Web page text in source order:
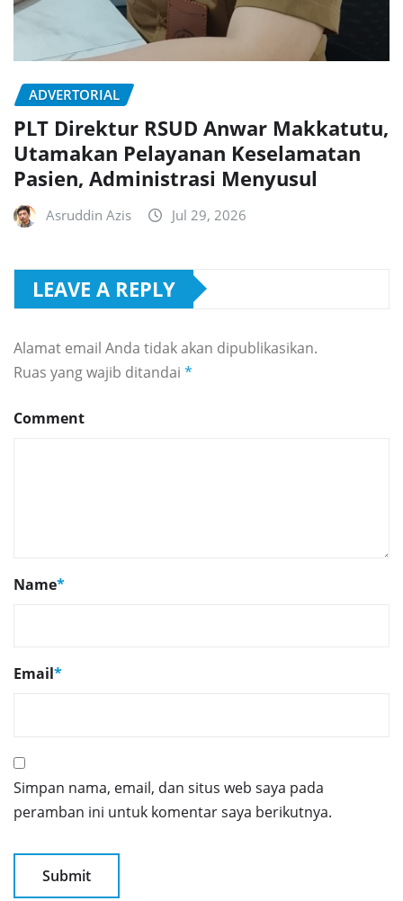
ADVERTORIAL
PLT Direktur RSUD Anwar Makkatutu,
Utamakan Pelayanan Keselamatan
Pasien, Administrasi Menyusul
Asruddin Azis Jul 29, 2026
LEAVE A REPLY
Alamat email Anda tidak akan dipublikasikan.
Ruas yang wajib ditandai *
Comment
Name*
Email*
Simpan nama, email, dan situs web saya pada
peramban ini untuk komentar saya berikutnya.